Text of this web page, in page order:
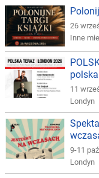
26
Inne
11
Londyn
9-11
Londyn